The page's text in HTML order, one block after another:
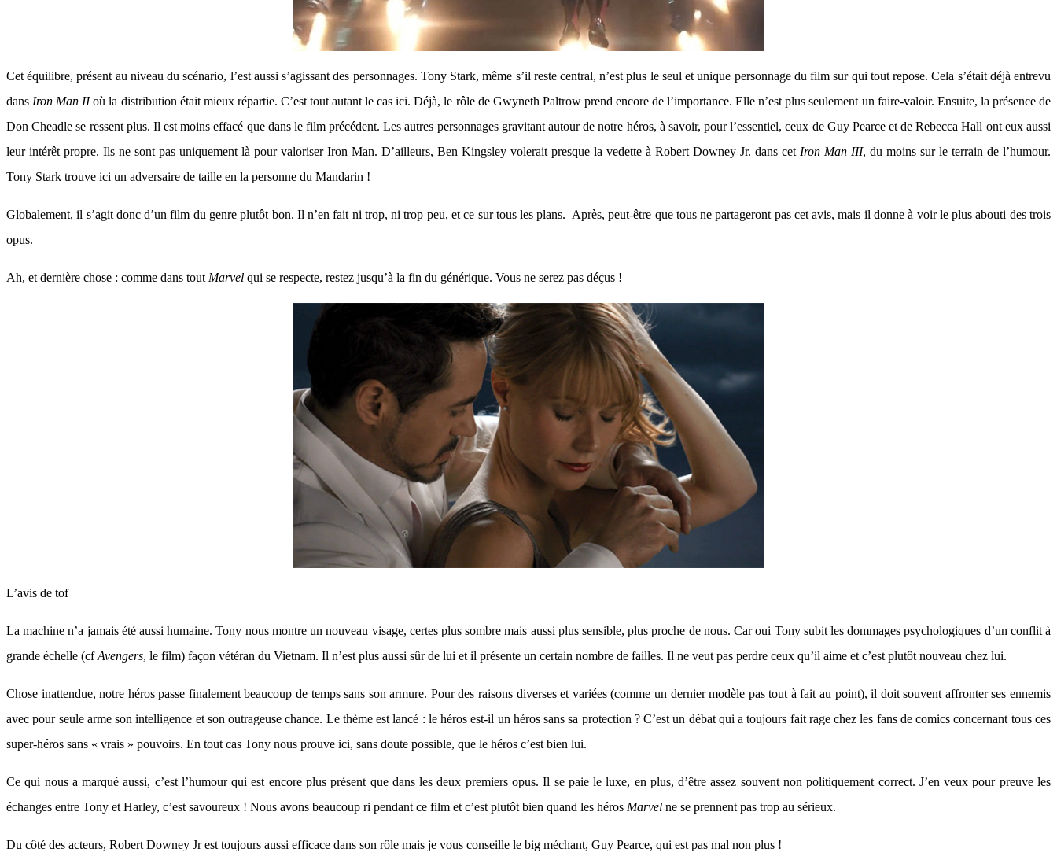
Cet équilibre, présent au niveau du scénario, l’est aussi s’agissant des personnages. Tony Stark, même s’il reste central, n’est plus le seul et unique personnage du film sur qui tout repose. Cela s’était déjà entrevu
dans Iron Man IIoù la distribution était mieux répartie. C’est tout autant le cas ici. Déjà, le rôle de Gwyneth Paltrow prend encore de l’importance. Elle n’est plus seulement un faire-valoir. Ensuite, la présence de
Don Cheadle se ressent plus. Il est moins effacé que dans le film précédent. Les autres personnages gravitant autour de notre héros, à savoir, pour l’essentiel, ceux de Guy Pearce et de Rebecca Hall ont eux aussi
leur intérêt propre. Ils ne sont pas uniquement là pour valoriser Iron Man. D’ailleurs, Ben Kingsley volerait presque la vedette à Robert Downey Jr. dans cet Iron Man III, du moins sur le terrain de l’humour.
Tony Stark trouve ici un adversaire de taille en la personne du Mandarin !
Globalement, il s’agit donc d’un film du genre plutôt bon. Il n’en fait ni trop, ni trop peu, et ce sur tous les plans. Après, peut-être que tous ne partageront pas cet avis, mais il donne à voir le plus abouti des trois
opus.
Ah, et dernière chose : comme dans tout Marvel qui se respecte, restez jusqu’à la fin du générique. Vous ne serez pas déçus !
L’avis de tof
La machine n’a jamais été aussi humaine. Tony nous montre un nouveau visage, certes plus sombre mais aussi plus sensible, plus proche de nous. Car oui Tony subit les dommages psychologiques d’un conflit à
grande échelle (cfAvengers, le film) façon vétéran du Vietnam. Il n’est plus aussi sûr de lui et il présente un certain nombre de failles. Il ne veut pas perdre ceux qu’il aime et c’est plutôt nouveau chez lui.
Chose inattendue, notre héros passe finalement beaucoup de temps sans son armure. Pour des raisons diverses et variées (comme un dernier modèle pas tout à fait au point), il doit souvent affronter ses ennemis
avec pour seule arme son intelligence et son outrageuse chance. Le thème est lancé : le héros est-il un héros sans sa protection ? C’est un débat qui a toujours fait rage chez les fans de comics concernant tous ces
super-héros sans « vrais » pouvoirs. En tout cas Tony nous prouve ici, sans doute possible, que le héros c’est bien lui.
Ce qui nous a marqué aussi, c’est l’humour qui est encore plus présent que dans les deux premiers opus. Il se paie le luxe, en plus, d’être assez souvent non politiquement correct. J’en veux pour preuve les
échanges entre Tony et Harley, c’est savoureux ! Nous avons beaucoup ri pendant ce film et c’est plutôt bien quand les héros Marvel ne se prennent pas trop au sérieux.
Du côté des acteurs, Robert Downey Jr est toujours aussi efficace dans son rôle mais je vous conseille le big méchant, Guy Pearce, qui est pas mal non plus !